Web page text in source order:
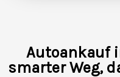
Autoankauf
smarter Weg,